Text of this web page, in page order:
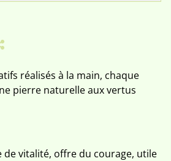
réalisés à la main, chaque
pierre naturelle aux vertus
de vitalité, offre du courage, utile